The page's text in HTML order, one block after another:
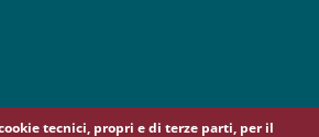
tecnici, propri e di terze parti, per il